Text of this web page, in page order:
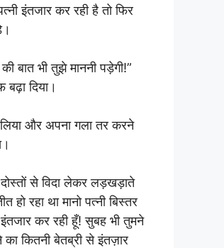
इंतजार कर रही है तो फिर
बात भी तुझे माननी पड़ेगी!”
दिया।
और अपना गला तर करने
से विदा लेकर लड़खड़ाते
रहा था मानो पत्नी बिस्तर
कर रही हूँ! सुबह भी तुमने
कितनी बेतब्री से इंतज़ार